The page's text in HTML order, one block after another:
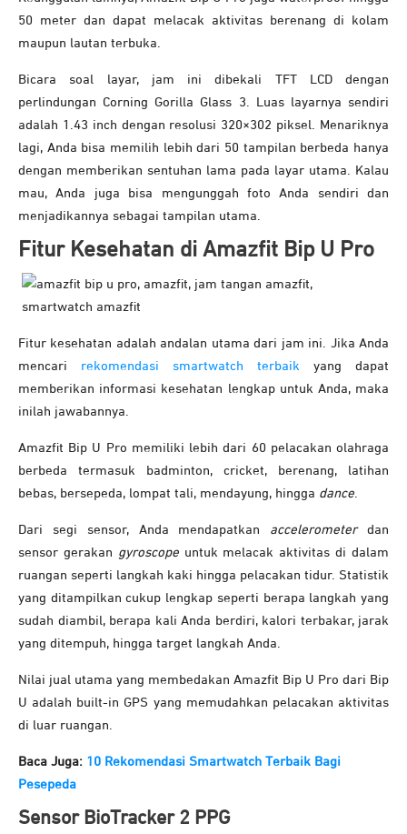
50 meter dan dapat melacak aktivitas berenang di kolam
maupun lautan terbuka.
Bicara soal layar, jam ini dibekali TFT LCD dengan
perlindungan Corning Gorilla Glass 3. Luas layarnya sendiri
adalah 1.43 inch dengan resolusi 320×302 piksel. Menariknya
lagi, Anda bisa memilih lebih dari 50 tampilan berbeda hanya
dengan memberikan sentuhan lama pada layar utama. Kalau
mau, Anda juga bisa mengunggah foto Anda sendiri dan
menjadikannya sebagai tampilan utama.
Fitur Kesehatan di Amazfit Bip U Pro
Fitur kesehatan adalah andalan utama dari jam ini. Jika Anda
mencari rekomendasi smartwatch terbaik yang dapat
memberikan informasi kesehatan lengkap untuk Anda, maka
inilah jawabannya.
Amazfit Bip U Pro memiliki lebih dari 60 pelacakan olahraga
berbeda termasuk badminton, cricket, berenang, latihan
bebas, bersepeda, lompat tali, mendayung, hingga dance.
Dari segi sensor, Anda mendapatkan accelerometerdan
sensor gerakan gyroscope untuk melacak aktivitas di dalam
ruangan seperti langkah kaki hingga pelacakan tidur. Statistik
yang ditampilkan cukup lengkap seperti berapa langkah yang
sudah diambil, berapa kali Anda berdiri, kalori terbakar, jarak
yang ditempuh, hingga target langkah Anda.
Nilai jual utama yang membedakan Amazfit Bip U Pro dari Bip
U adalah built-in GPS yang memudahkan pelacakan aktivitas
di luar ruangan.
Baca Juga: 10 Rekomendasi Smartwatch Terbaik Bagi
Pesepeda
Sensor BioTracker 2 PPG